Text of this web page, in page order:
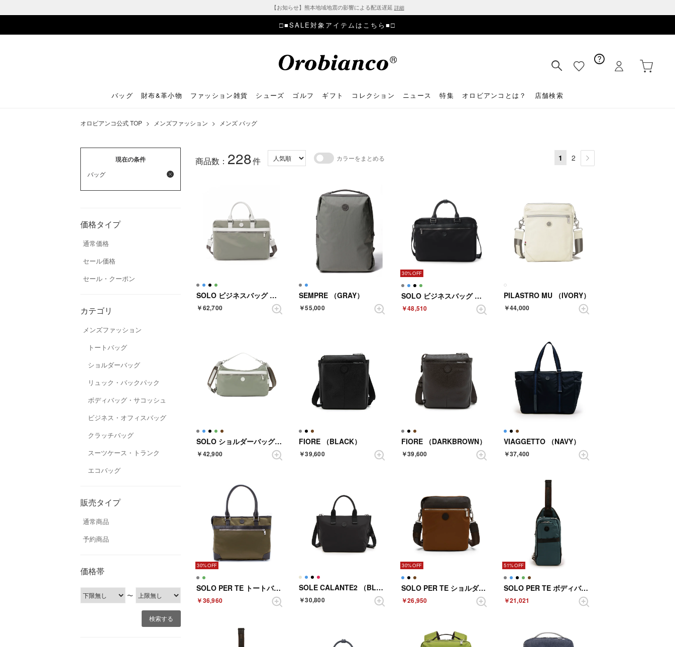
【お知らせ】熊本地域地震の影響による配送遅延 詳細
□■SALE対象アイテムはこちら■□
バッグ 財布&革小物 ファッション雑貨 シューズ ゴルフ ギフト コレクション ニュース 特集 オロビアンコとは？ 店舗検索
オロビアンコ公式 TOP > メンズファッション > メンズ バッグ
現在の条件
バッグ
価格タイプ
通常価格
セール価格
セール・クーポン
カテゴリ
メンズファッション
トートバッグ
ショルダーバッグ
リュック・バックパック
ボディバッグ・サコッシュ
ビジネス・オフィスバッグ
クラッチバッグ
スーツケース・トランク
エコバッグ
販売タイプ
通常商品
予約商品
価格帯
〜
商品数： 228件 カラーをまとめる 1 2
SOLO ビジネスバッグ （GRAY）
￥62,700
SEMPRE （GRAY）
￥55,000
30%
SOLO ビジネスバッグ （BLACK）
￥48,510
PILASTRO MU （IVORY）
￥44,000
SOLO ショルダーバッグ （GRAY）
￥42,900
FIORE （BLACK）
￥39,600
FIORE （DARKBROWN）
￥39,600
VIAGGETTO （NAVY）
￥37,400
30%
SOLO PER TE トートバッグ （KHAKI）
￥36,960
SOLE CALANTE2 （BLACK）
￥30,800
30%
SOLO PER TE ショルダーバッグ （TERRACOTTA）
￥26,950
51%
SOLO PER TE ボディバッグ （SEABLUE）
￥21,021